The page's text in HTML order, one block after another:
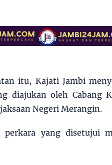
itu, Kajati Jambi
diajukan oleh Cabang
Negeri Merangin.
perkara yang disetujui